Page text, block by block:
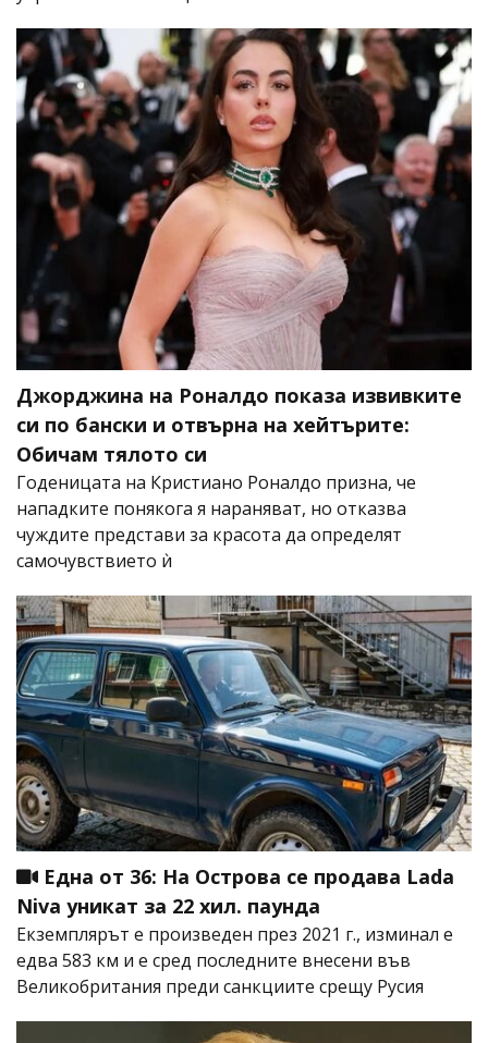
Джорджина на Роналдо показа извивките
си по бански и отвърна на хейтърите:
Обичам тялото си
Годеницата на Кристиано Роналдо призна, че
нападките понякога я нараняват, но отказва
чуждите представи за красота да определят
самочувствието ѝ
Една от 36: На Острова се продава Lada
Niva уникат за 22 хил. паунда
Екземплярът е произведен през 2021 г., изминал е
едва 583 км и е сред последните внесени във
Великобритания преди санкциите срещу Русия